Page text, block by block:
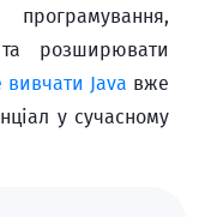
розширювати
вивчати Java вже
у сучасному